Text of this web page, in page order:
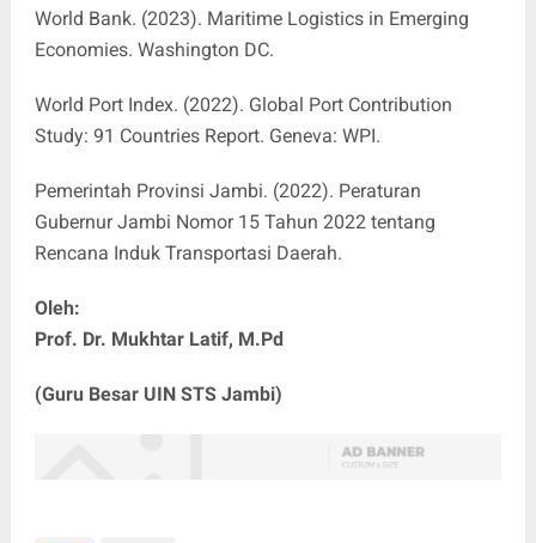
World Bank. (2023). Maritime Logistics in Emerging
Economies. Washington DC.
World Port Index. (2022). Global Port Contribution
Study: 91 Countries Report. Geneva: WPI.
Pemerintah Provinsi Jambi. (2022). Peraturan
Gubernur Jambi Nomor 15 Tahun 2022 tentang
Rencana Induk Transportasi Daerah.
Oleh:
Prof. Dr. Mukhtar Latif, M.Pd
(Guru Besar UIN STS Jambi)